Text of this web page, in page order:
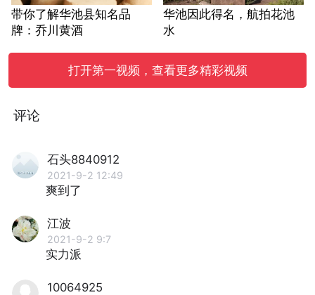
带你了解华池县知名品
牌：乔川黄酒
华池因此得名，航拍花池
水
打开第一视频，查看更多精彩视频
评论
石头8840912
2021-9-2 12:49
爽到了
江波
2021-9-2 9:7
实力派
10064925